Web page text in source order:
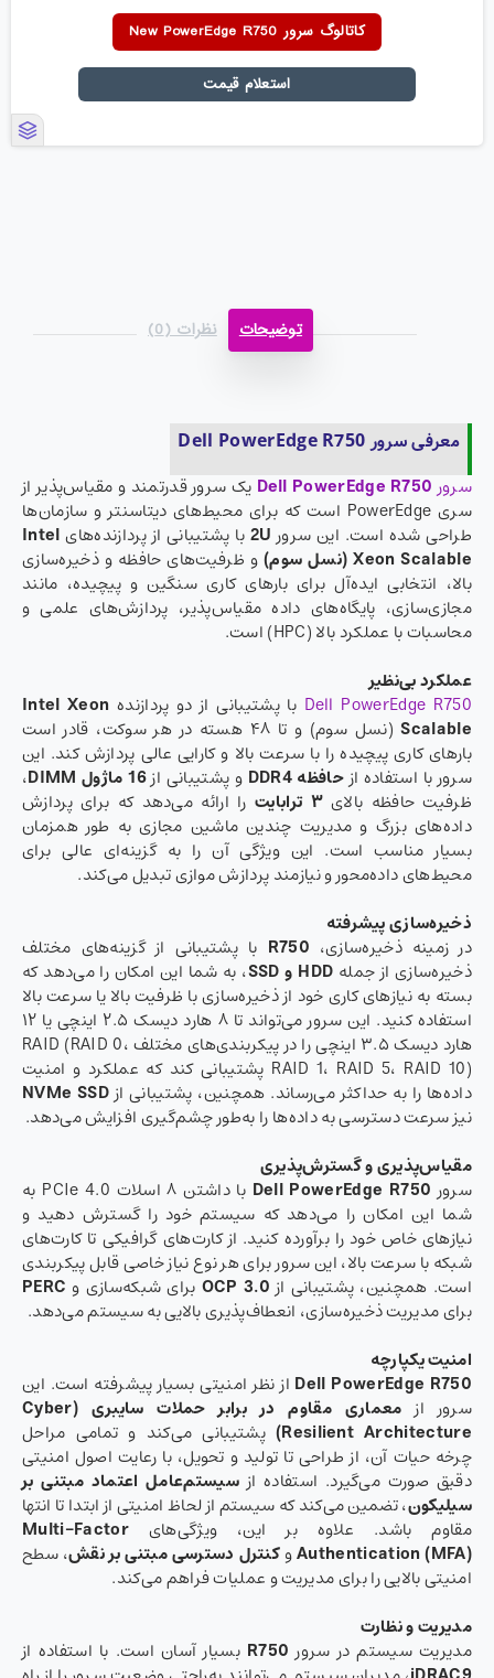
کاتالوگ سرور New PowerEdge R750
استعلام قیمت
توضیحات نظرات (0)
معرفی سرور Dell PowerEdge R750
سرورDell PowerEdge R750 یک سرور قدرتمند و مقیاس‌پذیر از
سری PowerEdge است که برای محیط‌های دیتاسنتر و سازمان‌ها
طراحی شده است. این سرور2Uبا پشتیبانی از پردازنده‌هایIntel
Xeon Scalable ( نسل سوم)و ظرفیت‌های حافظه و ذخیره‌سازی
بالا، انتخابی ایده‌آل برای بارهای کاری سنگین و پیچیده، مانند
مجازی‌سازی، پایگاه‌های داده مقیاس‌پذیر، پردازش‌های علمی و
محاسبات با عملکرد بالا (HPC) است.
عملکرد بی‌نظیر
Dell PowerEdge R750 با پشتیبانی از دو پردازنده Intel Xeon
Scalable
(نسل سوم) و تا ۴۸ هسته در هر سوکت، قادر است
بارهای کاری پیچیده را با سرعت بالا و کارایی عالی پردازش کند. این
سرور با استفاده ازحافظهDDR4 و پشتیبانی از16ماژولDIMM
،
ظرفیت حافظه‌ بالای۳ ترابایترا ارائه می‌دهد که برای پردازش
داده‌های بزرگ و مدیریت چندین ماشین مجازی به طور همزمان
بسیار مناسب است. این ویژگی آن را به گزینه‌ای عالی برای
محیط‌های داده‌محور و نیازمند پردازش موازی تبدیل می‌کند.
ذخیره‌سازی پیشرفته
در زمینه ذخیره‌سازی، R750 با پشتیبانی از گزینه‌های مختلف
ذخیره‌سازی از جمله HDD وSSD
، به شما این امکان را می‌دهد که
بسته به نیازهای کاری خود از ذخیره‌سازی با ظرفیت بالا یا سرعت بالا
استفاده کنید. این سرور می‌تواند تا ۸ هارد دیسک ۲.۵ اینچی یا ۱۲
هارد دیسک ۳.۵ اینچی را در پیکربندی‌های مختلف RAID (RAID 0،
RAID 1، RAID 5، RAID 10) پشتیبانی کند که عملکرد و امنیت
داده‌ها را به حداکثر می‌رساند. همچنین، پشتیبانی ازNVMe SSD
نیز سرعت دسترسی به داده‌ها را به‌طور چشم‌گیری افزایش می‌دهد.
مقیاس‌پذیری و گسترش‌پذیری
سرور Dell PowerEdge R750
با داشتن ۸ اسلات PCIe 4.0 به
شما این امکان را می‌دهد که سیستم خود را گسترش دهید و
نیازهای خاص خود را برآورده کنید. از کارت‌های گرافیکی تا کارت‌های
شبکه با سرعت بالا، این سرور برای هر نوع نیاز خاصی قابل پیکربندی
است. همچنین، پشتیبانی ازOCP 3.0 برای شبکه‌سازی و PERC
برای مدیریت ذخیره‌سازی، انعطاف‌پذیری بالایی به سیستم می‌دهد.
امنیت یکپارچه
Dell PowerEdge R750 از نظر امنیتی بسیار پیشرفته است. این
سرور از معماری مقاوم در برابر حملات سایبری
(Cyber
Resilient Architecture) پشتیبانی می‌کند و تمامی مراحل
چرخه حیات آن، از طراحی تا تولید و تحویل، با رعایت اصول امنیتی
دقیق صورت می‌گیرد. استفاده از سیستم‌عامل اعتماد مبتنی بر
سیلیکون، تضمین می‌کند که سیستم از لحاظ امنیتی از ابتدا تا انتها
مقاوم باشد. علاوه بر این، ویژگی‌هایMulti-Factor
Authentication (MFA)وکنترل دسترسی مبتنی بر نقش، سطح
امنیتی بالایی را برای مدیریت و عملیات فراهم می‌کند.
مدیریت و نظارت
مدیریت سیستم در سرور R750 بسیار آسان است. با استفاده از